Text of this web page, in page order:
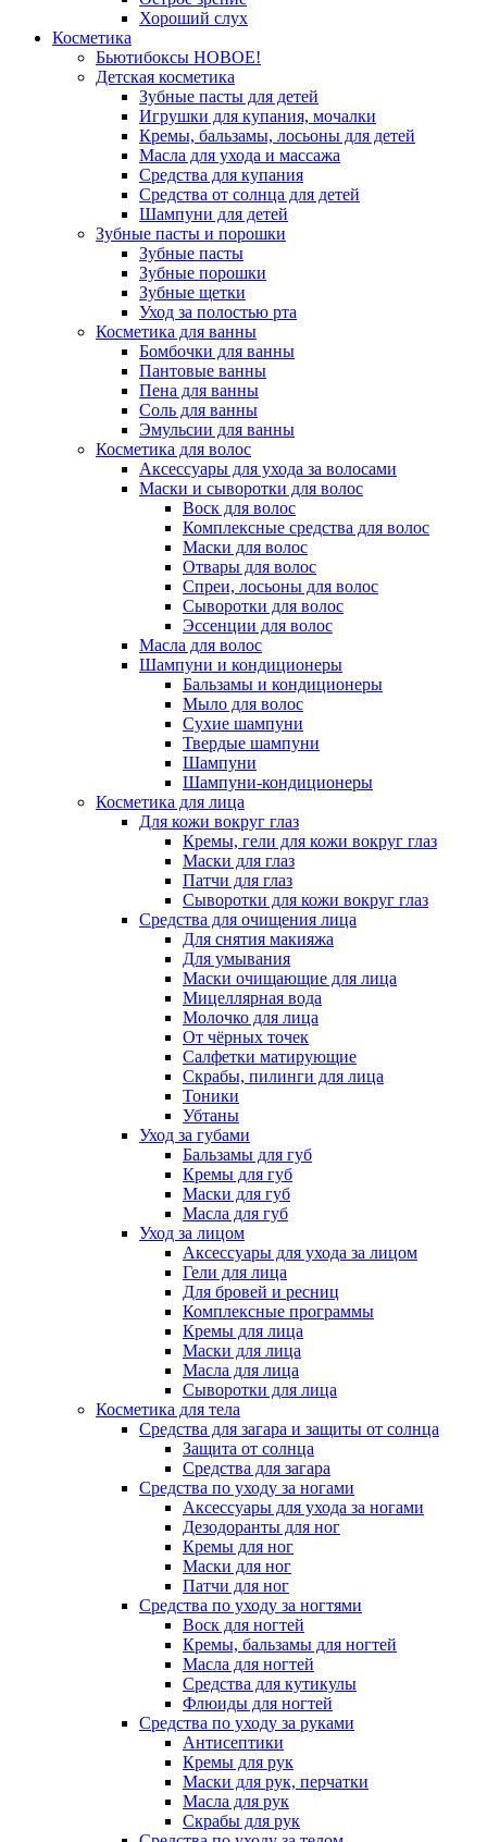
Хороший слух
Косметика
Бьютибоксы НОВОЕ!
Детская косметика
Зубные пасты для детей
Игрушки для купания, мочалки
Кремы, бальзамы, лосьоны для детей
Масла для ухода и массажа
Средства для купания
Средства от солнца для детей
Шампуни для детей
Зубные пасты и порошки
Зубные пасты
Зубные порошки
Зубные щетки
Уход за полостью рта
Косметика для ванны
Бомбочки для ванны
Пантовые ванны
Пена для ванны
Соль для ванны
Эмульсии для ванны
Косметика для волос
Аксессуары для ухода за волосами
Маски и сыворотки для волос
Воск для волос
Комплексные средства для волос
Маски для волос
Отвары для волос
Спреи, лосьоны для волос
Сыворотки для волос
Эссенции для волос
Масла для волос
Шампуни и кондиционеры
Бальзамы и кондиционеры
Мыло для волос
Сухие шампуни
Твердые шампуни
Шампуни
Шампуни-кондиционеры
Косметика для лица
Для кожи вокруг глаз
Кремы, гели для кожи вокруг глаз
Маски для глаз
Патчи для глаз
Сыворотки для кожи вокруг глаз
Средства для очищения лица
Для снятия макияжа
Для умывания
Маски очищающие для лица
Мицеллярная вода
Молочко для лица
От чёрных точек
Салфетки матирующие
Скрабы, пилинги для лица
Тоники
Убтаны
Уход за губами
Бальзамы для губ
Кремы для губ
Маски для губ
Масла для губ
Уход за лицом
Аксессуары для ухода за лицом
Гели для лица
Для бровей и ресниц
Комплексные программы
Кремы для лица
Маски для лица
Масла для лица
Сыворотки для лица
Косметика для тела
Средства для загара и защиты от солнца
Защита от солнца
Средства для загара
Средства по уходу за ногами
Аксессуары для ухода за ногами
Дезодоранты для ног
Кремы для ног
Маски для ног
Патчи для ног
Средства по уходу за ногтями
Воск для ногтей
Кремы, бальзамы для ногтей
Масла для ногтей
Средства для кутикулы
Флюиды для ногтей
Средства по уходу за руками
Антисептики
Кремы для рук
Маски для рук, перчатки
Масла для рук
Скрабы для рук